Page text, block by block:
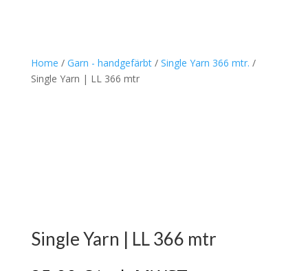
Home / Garn - handgefärbt/ Single Yarn 366 mtr. /
Single Yarn | LL 366 mtr
Single Yarn | LL 366 mtr